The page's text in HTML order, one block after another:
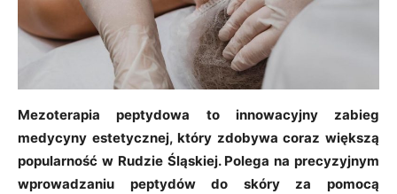
Mezoterapia peptydowa to innowacyjny zabieg
medycyny estetycznej, który zdobywa coraz większą
popularność w Rudzie Śląskiej. Polega na precyzyjnym
wprowadzaniu peptydów do skóry za pomocą